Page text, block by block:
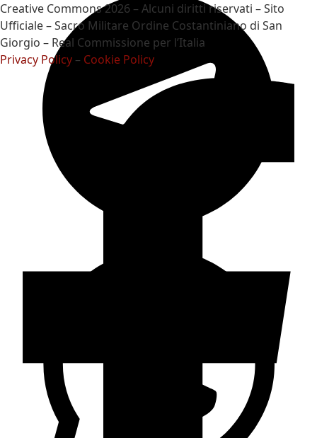
Creative Commons 2026 – Alcuni diritti riservati – Sito
Ufficiale – Sacro Militare Ordine Costantiniano di San
Giorgio – Real Commissione per l’Italia
Privacy Policy – Cookie Policy